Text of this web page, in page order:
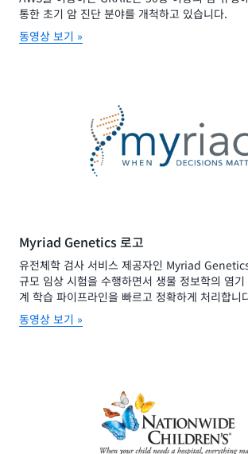
통한 초기 암 진단 분야를 개척하고 있습니다.
동영상 보기 »
Myriad Genetics 로고
유전체학 검사 서비스 제공자인 Myriad
규모 임상 시험을 수행하면서 생물 정보학의 염
계 학습 파이프라인을 빠르고 정확하게 처리합니
동영상 보기 »